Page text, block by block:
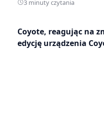
3 minuty czytania
Coyote, reagując na
edycję urządzenia